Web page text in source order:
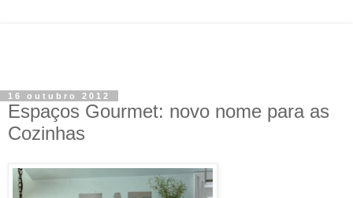
16 outubro 2012
Espaços Gourmet: novo nome para as
Cozinhas